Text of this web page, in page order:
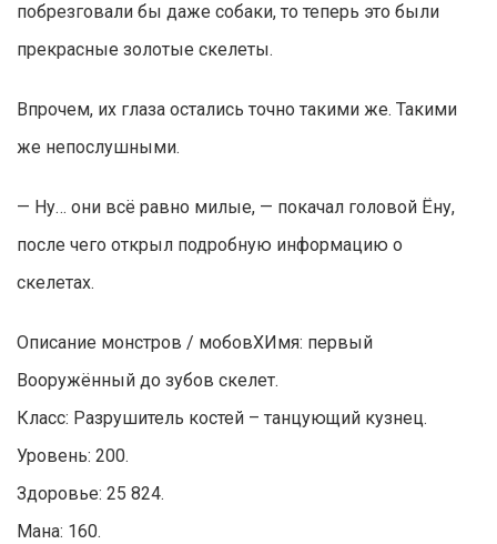
побрезговали бы даже собаки, то теперь это были
прекрасные золотые скелеты.
Впрочем, их глаза остались точно такими же. Такими
же непослушными.
— Ну… они всё равно милые, — покачал головой Ёну,
после чего открыл подробную информацию о
скелетах.
Описание монстров / мобовXИмя: первый
Вооружённый до зубов скелет.
Класс: Разрушитель костей – танцующий кузнец.
Уровень: 200.
Здоровье: 25 824.
Мана: 160.